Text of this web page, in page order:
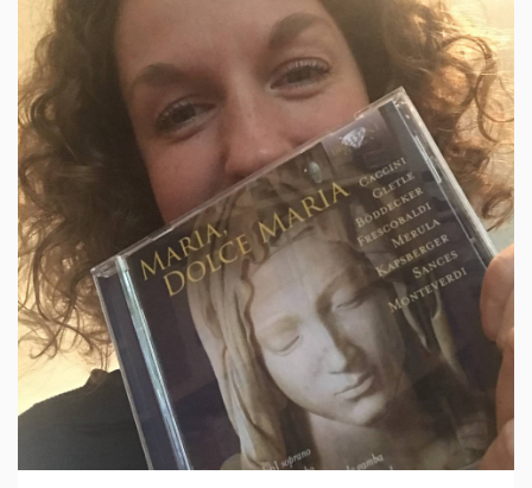
de muziek van nu, zoals het mierzoete